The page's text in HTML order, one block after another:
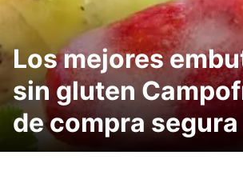
Los mejores
sin gluten
de compra segura